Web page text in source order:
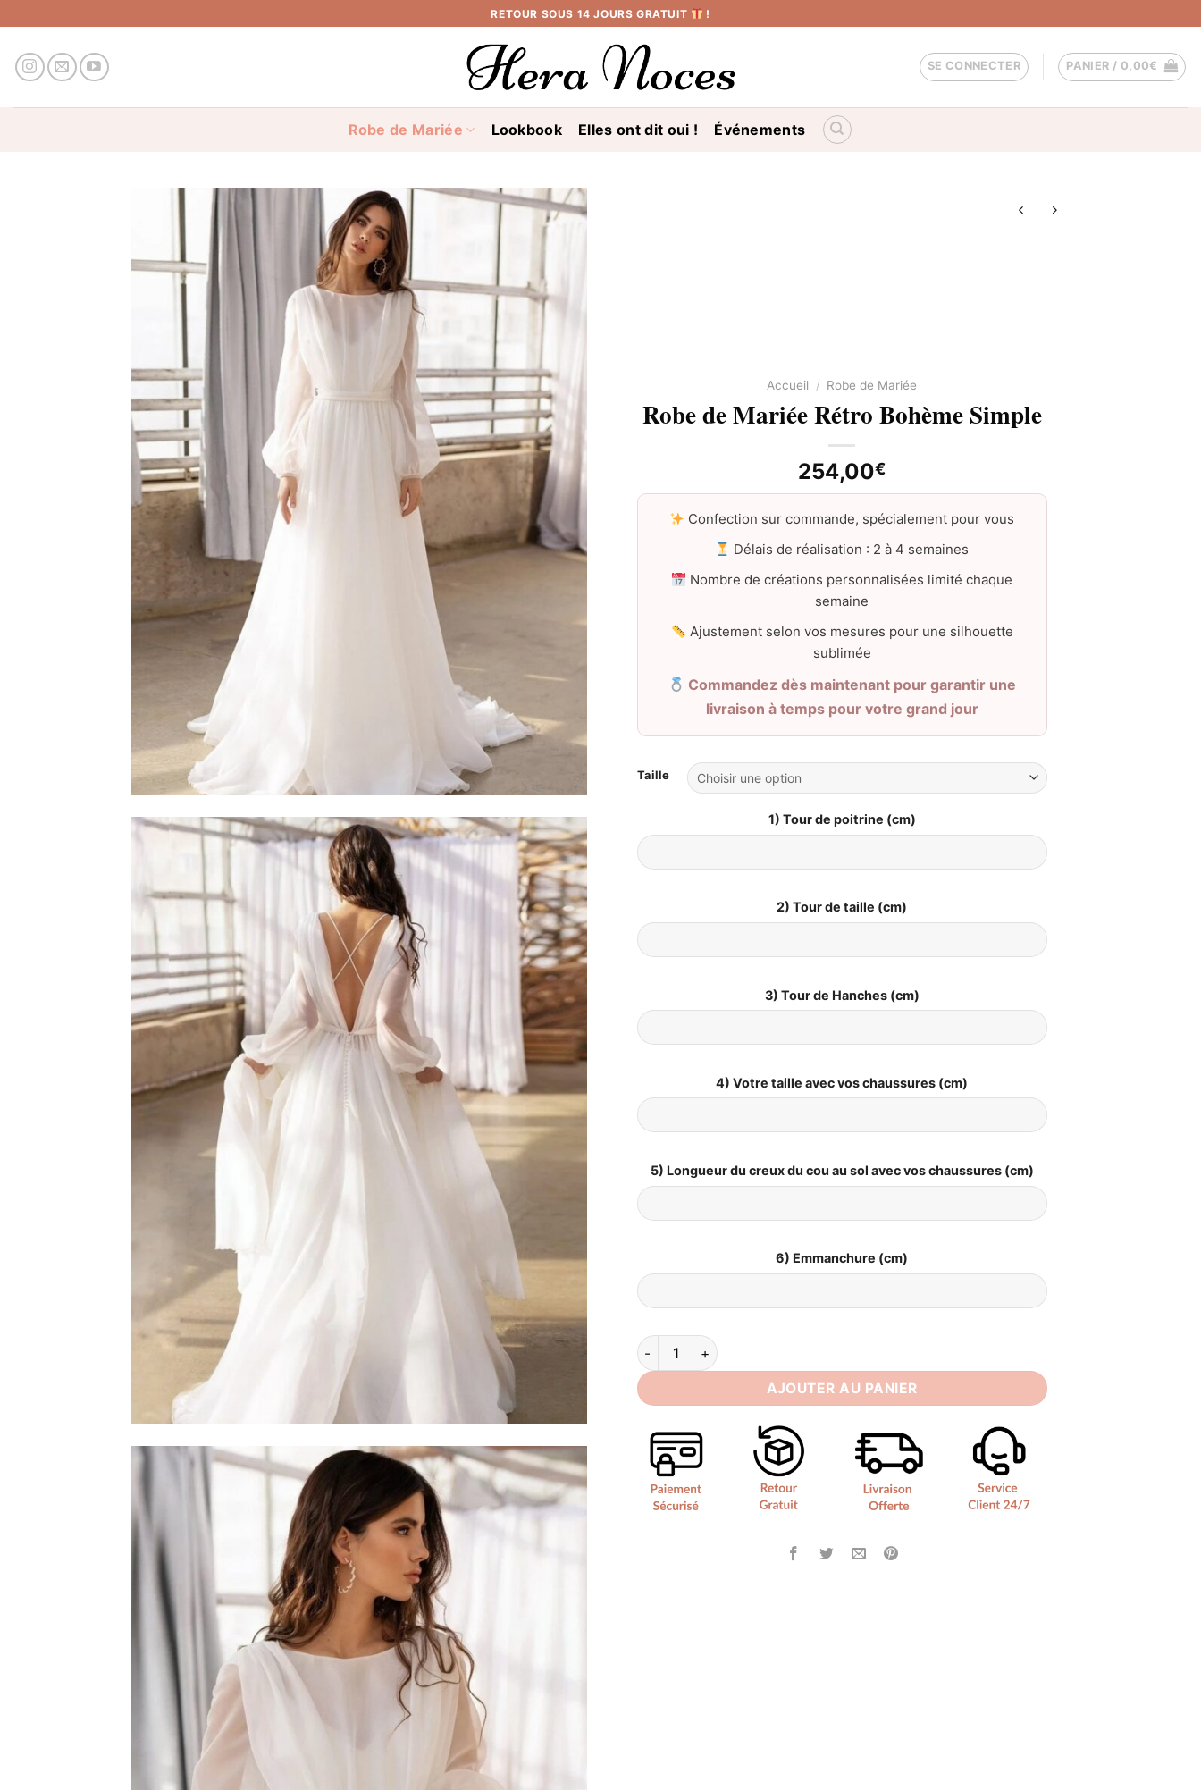
au
contenu
RETOUR SOUS 14 JOURS GRATUIT !
SE CONNECTER PANIER / 0,00€
Robe de Mariée Lookbook Elles ont dit oui ! Événements
Accueil / Robe de Mariée
Robe de Mariée Rétro Bohème Simple
254,00€
Confection sur commande, spécialement pour vous
Délais de réalisation : 2 à 4 semaines
Nombre de créations personnalisées limité chaque
semaine
Ajustement selon vos mesures pour une silhouette
sublimée
Commandez dès maintenant pour garantir une
livraison à temps pour votre grand jour
Taille
1) Tour de poitrine (cm)
2) Tour de taille (cm)
3) Tour de Hanches (cm)
4) Votre taille avec vos chaussures (cm)
5) Longueur du creux du cou au sol avec vos chaussures (cm)
6) Emmanchure (cm)
quantité de Robe de Mariée Rétro Bohème Simple
AJOUTER AU PANIER